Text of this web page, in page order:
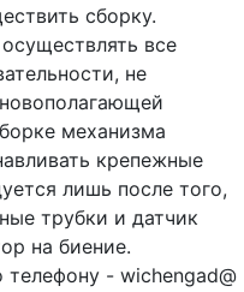
сборку.
все
не
механизма
крепежные
лишь после того,
трубки и датчик
на биение.
телефону - wichengad@